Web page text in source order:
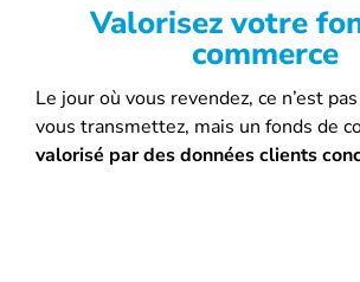
Valorisez votre
commerce
Le jour où vous revendez, ce n’est
vous transmettez, mais un fonds de
valorisé par des données clients